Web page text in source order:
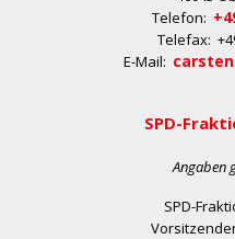
Telefon:
Telefax:
E-Mail:
SPD-
Angaben
SPD-